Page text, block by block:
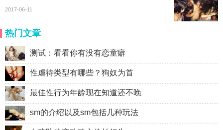
2017-06-11
热门文章
测试：看看你有没有恋童癖
性虐待类型有哪些？狗奴为首
最佳性行为年龄现在知道还不晚
sm的介绍以及sm包括几种玩法